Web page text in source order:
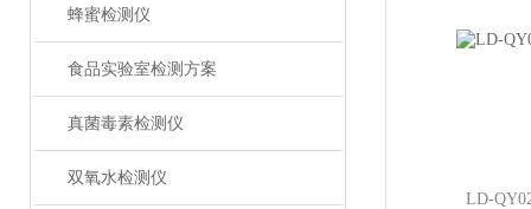
蜂蜜检测仪
食品实验室检测方案
真菌毒素检测仪
双氧水检测仪
LD-